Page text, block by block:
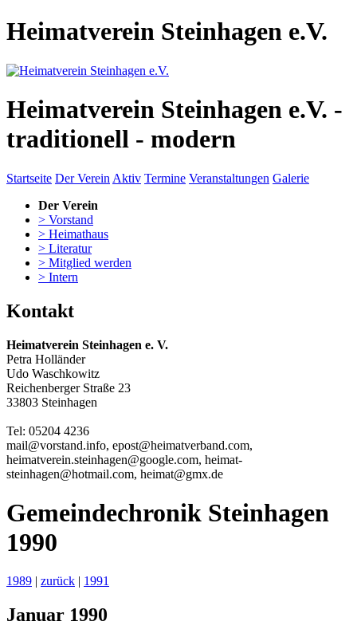
Heimatverein Steinhagen e.V.
Heimatverein Steinhagen e.V. -
traditionell - modern
Startseite Der Verein Aktiv Termine Veranstaltungen Galerie
Der Verein
> Vorstand
> Heimathaus
> Literatur
> Mitglied werden
> Intern
Kontakt
Heimatverein Steinhagen e. V.
Petra Holländer
Udo Waschkowitz
Reichenberger Straße 23
33803 Steinhagen
Tel: 05204 4236
mail@vorstand.info, epost@heimatverband.com,
heimatverein.steinhagen@google.com, heimat-
steinhagen@hotmail.com, heimat@gmx.de
Gemeindechronik Steinhagen
1990
1989 | zurück | 1991
Januar 1990